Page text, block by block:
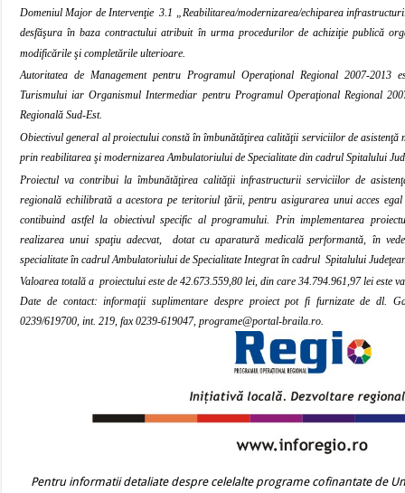
Domeniul Major de Intervenţie 3.1 „Reabilitarea/modernizarea/echiparea
desfăşura în baza contractului atribuit în urma procedurilor de achiziţie publică
modificările şi completările ulterioare.
Autoritatea de Management pentru Programul Operaţional Regional 2007-2013
Turismului iar Organismul Intermediar pentru Programul Operaţional Regional
Regională Sud-Est.
Obiectivul general al proiectului constă în îmbunătăţirea calităţii serviciilor de
prin reabilitarea şi modernizareaAmbulatoriului de Specialitate din cadrul Spitalului
Proiectul va contribui la îmbunătăţirea calităţii infrastructurii serviciilor de
regională echilibrată a acestora pe teritoriul ţării, pentru asigurarea unui acces
contibuind astfel la obiectivul specific al programului.
Prin implementarea
realizarea unui spaţiu adecvat,
dotat cu aparatură medicală performantă, în
specialitate în cadrul Ambulatoriului de Specialitate Integrat în cadrul Spitalului
Valoarea totală a proiectului este de 42.673.559,80 lei, din care 34.794.961,97 lei este
Date de contact: informaţii suplimentare despre proiect pot fi furnizate de dl.
0239/619700, int. 219, fax 0239-619047,programe@portal-braila.ro.
Pentru informatii detaliate despre celelalte programe cofinantate de